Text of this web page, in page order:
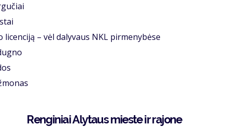
licenciją – vėl dalyvaus NKL pirmenybėse
Renginiai Alytaus mieste ir rajone